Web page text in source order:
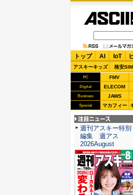
トップ AI IoT
アスキーキッズ 格安SIM
PC FMV
Digital ELECOM
Business JAWS
Special マカフィー
注目ニュース
週刊アスキー特別
編集 週アス
2026August